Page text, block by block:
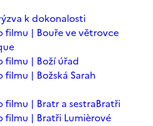
k dokonalosti
filmu | Bouře ve větrovce
filmu | Boží úřad
filmu | Božská Sarah
filmu | Bratr a sestraBratři
filmu | Bratři Lumièrové